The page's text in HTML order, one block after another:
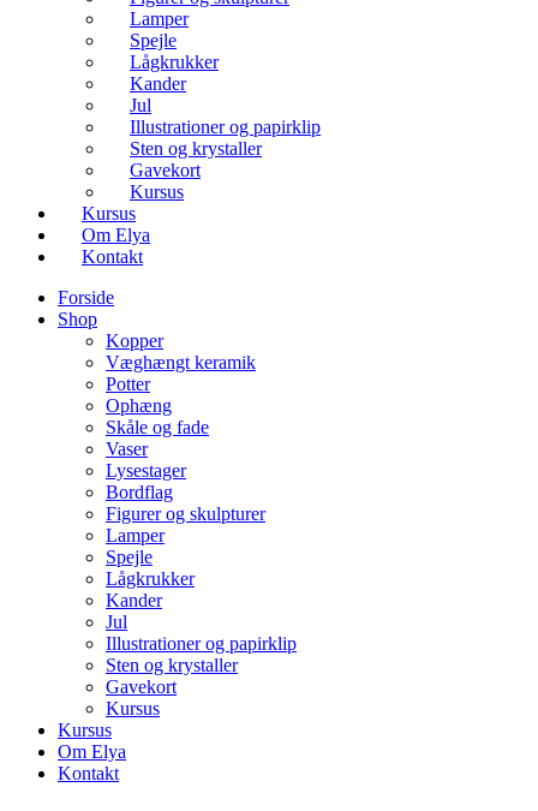
Lamper
Spejle
Lågkrukker
Kander
Jul
Illustrationer og papirklip
Sten og krystaller
Gavekort
Kursus
Kursus
Om Elya
Kontakt
Forside
Shop
Kopper
Væghængt keramik
Potter
Ophæng
Skåle og fade
Vaser
Lysestager
Bordflag
Figurer og skulpturer
Lamper
Spejle
Lågkrukker
Kander
Jul
Illustrationer og papirklip
Sten og krystaller
Gavekort
Kursus
Kursus
Om Elya
Kontakt